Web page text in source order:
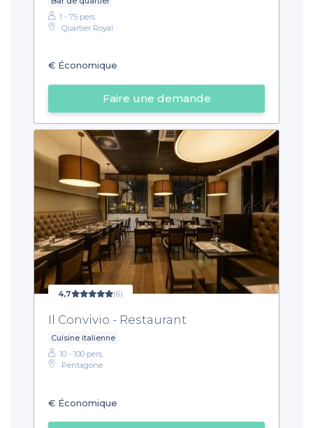
1 - 75 pers.
Quartier Royal
€ Économique
Faire une demande
4,7 (6)
Il Convivio - Restaurant
Cuisine italienne
10 - 100 pers.
Pentagone
€ Économique